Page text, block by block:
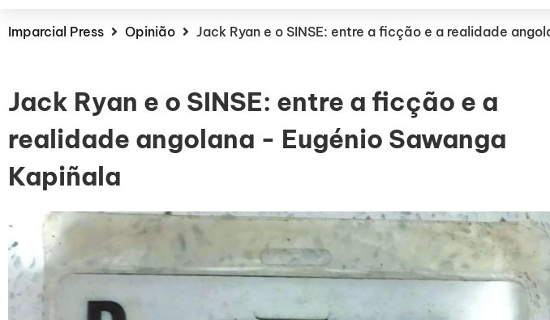
Imparcial Press Opinião Jack Ryan e o SINSE: entre a ficção e a realidade
Jack Ryan e o SINSE: entre a ficção e a
realidade angolana - Eugénio Sawanga
Kapiñala